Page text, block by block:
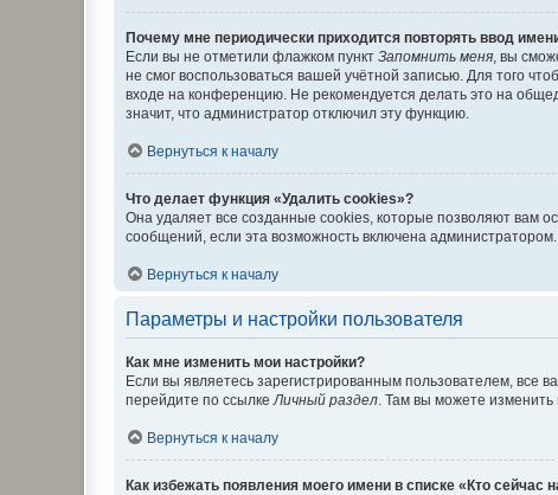
Почему мне периодически приходится повторять ввод
Если вы не отметили флажком пункт Запомнить меня, вы
не смог воспользоваться вашей учётной записью. Для того
входе на конференцию. Не рекомендуется делать это на
значит, что администратор отключил эту функцию.
Вернуться к началу
Что делает функция «Удалить cookies»?
Она удаляет все созданные cookies, которые позволяют вам
сообщений, если эта возможность включена
Вернуться к началу
Параметры и настройки пользователя
Как мне изменить мои настройки?
Если вы являетесь зарегистрированным пользователем, все
перейдите по ссылкеЛичный раздел. Там вы можете изменить
Вернуться к началу
Как избежать появления моего имени в списке «Кто сейчас